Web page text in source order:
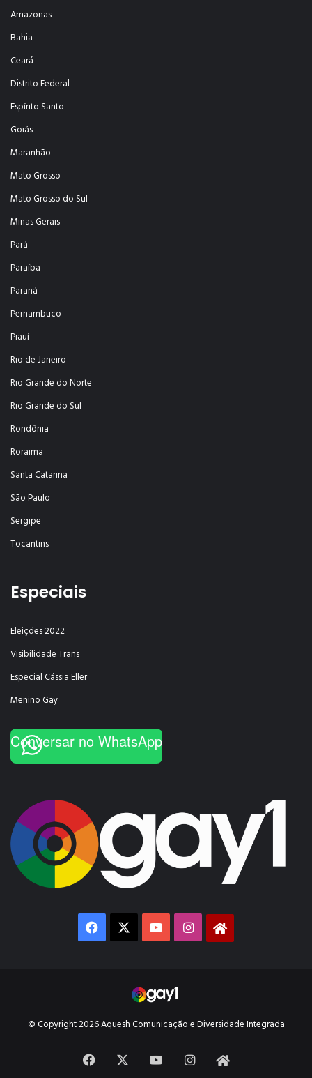
Amazonas
Bahia
Ceará
Distrito Federal
Espírito Santo
Goiás
Maranhão
Mato Grosso
Mato Grosso do Sul
Minas Gerais
Pará
Paraíba
Paraná
Pernambuco
Piauí
Rio de Janeiro
Rio Grande do Norte
Rio Grande do Sul
Rondônia
Roraima
Santa Catarina
São Paulo
Sergipe
Tocantins
Especiais
Eleições 2022
Visibilidade Trans
Especial Cássia Eller
Menino Gay
Conversar no WhatsApp
Facebook YouTubeInstagramGay1
© Copyright 2026 Aquesh Comunicação e Diversidade Integrada
Facebook YouTubeInstagramGay1